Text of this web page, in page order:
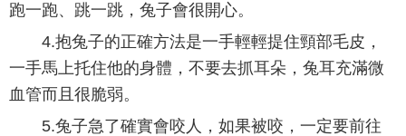
跑一跑、跳一跳，兔子會很開心。
4.抱兔子的正確方法是一手輕輕提住頸部毛皮，
一手馬上托住他的身體，不要去抓耳朵，兔耳充滿微
血管而且很脆弱。
5.兔子急了確實會咬人，如果被咬，一定要前往